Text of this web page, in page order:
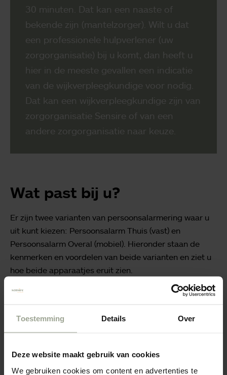
Toestemming Details Over
Deze website maakt gebruik van cookies
We gebruiken cookies om content en advertenties te
30 minuten. Dat kan een naaste of
bekende zijn (mantelzorger). Wilt u dat
een professionele hulpverlener (uw
zorgorganisatie) bij u komt, dan heeft u
hier in de meeste gevallen een indicatie
van de wijkverpleegkundige voor nodig.
Dat kan een wijkverpleegkundige zijn van
zorgorganisatie Sensire of van een
andere zorgorganisatie naar keuze.
Wat past bij u?
Er zijn twee varianten van persoonsalarmering waar u
uit kunt kiezen: Persoonsalarm Thuis (vast) en
Persoonsalarm Overal (mobiel). Hieronder staan de
kenmerken en voordelen van beide varianten en ziet u
hoe beide apparaatjes eruit zien.